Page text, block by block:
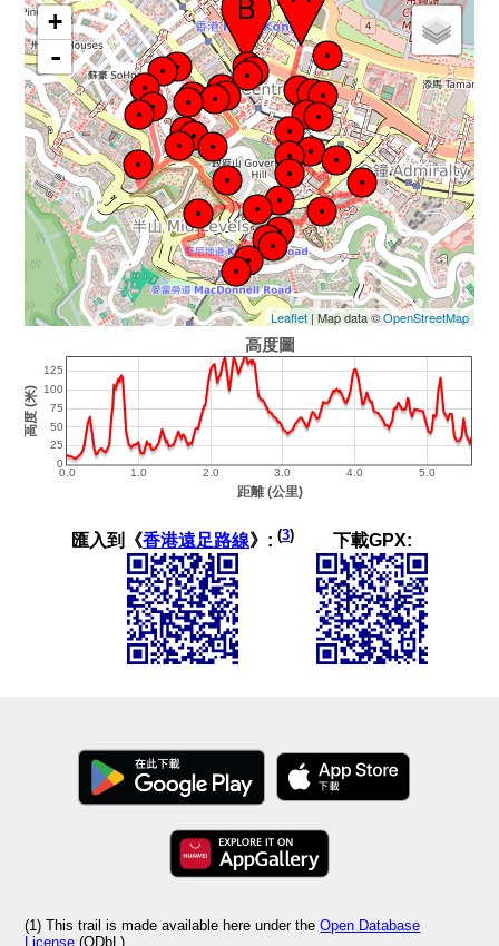
+
-
Leaflet| Map data ©OpenStreetMap
匯入到《香港遠足路線》: (3) 下載GPX:
(1) This trail is made available here under theOpen Database
License (ODbL).